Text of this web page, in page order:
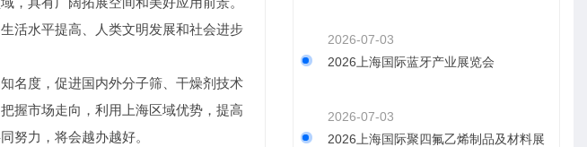
活水平提高、人类文明发展和社会进步
名度，促进国内外分子筛、干燥剂技术
握市场走向，利用上海区域优势，提高
努力，将会越办越好。
2026-07-03
2026上海国际蓝牙产业展览会
2026-07-03
2026上海国际聚四氟乙烯制品及材料展